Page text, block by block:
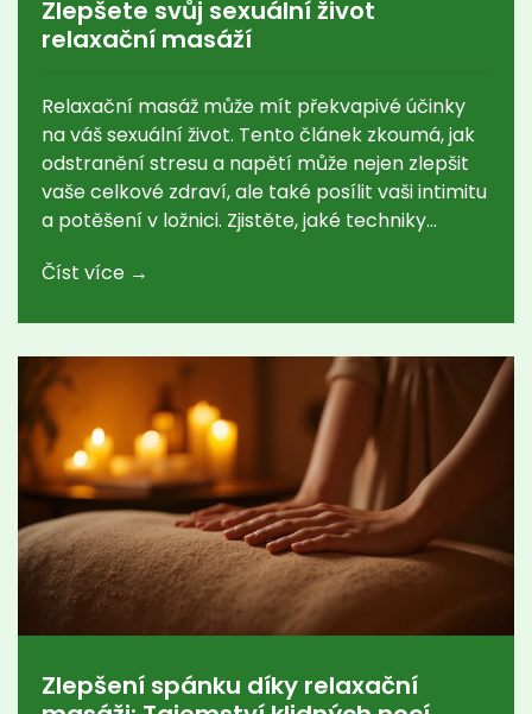
Zlepšete svůj sexuální život
relaxační masáží
Relaxační masáž může mít překvapivé účinky
na váš sexuální život. Tento článek zkoumá, jak
odstranění stresu a napětí může nejen zlepšit
vaše celkové zdraví, ale také posílit vaši intimitu
a potěšení v ložnici. Zjistěte, jaké techniky
touto formou sebepeče. Pro ty, kdo chtějí
Číst více →
Zlepšení spánku díky relaxační